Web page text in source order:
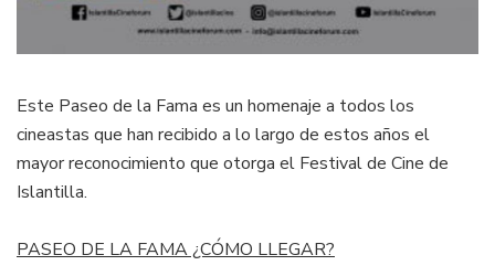
Este Paseo de la Fama es un homenaje a todos los
cineastas que han recibido a lo largo de estos años el
mayor reconocimiento que otorga el Festival de Cine de
Islantilla.
PASEO DE LA FAMA ¿CÓMO LLEGAR?